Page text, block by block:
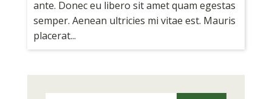
ante. Donec eu libero sit amet quam egestas
semper. Aenean ultricies mi vitae est. Mauris
placerat...